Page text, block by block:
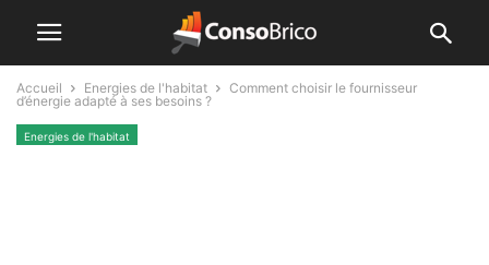
Accueil Energies de l'habitat
Comment choisir le fournisseur
d’énergie adapté à ses besoins ?
Energies de l'habitat